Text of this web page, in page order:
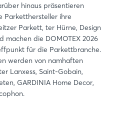
hinaus präsentieren
Parketthersteller ihre
Parkett, ter Hürne, Design
machen die DOMOTEX 2026
für die Parkettbranche.
werden von namhaften
Lanxess, Saint-Gobain,
GARDINIA Home Decor,